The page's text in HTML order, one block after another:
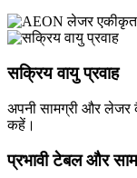
सक्रिय वायु प्रवाह
अपनी सामग्री और लेजर
कहें।
प्रभावी टेबल और